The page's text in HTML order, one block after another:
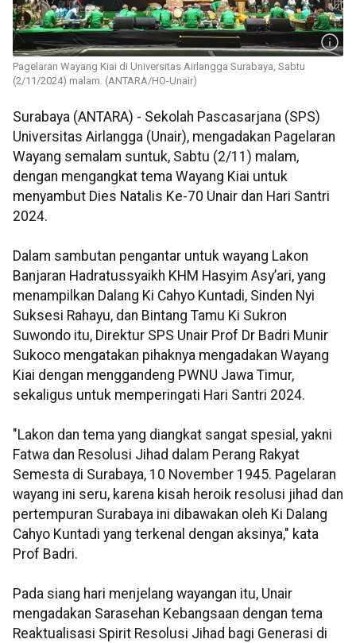
Pagelaran Wayang Kiai di Universitas Airlangga Surabaya, Sabtu
(2/11/2024) malam. (ANTARA/HO-Unair)
Surabaya (ANTARA) - Sekolah Pascasarjana (SPS)
Universitas Airlangga (Unair), mengadakan Pagelaran
Wayang semalam suntuk, Sabtu (2/11) malam,
dengan mengangkat tema Wayang Kiai untuk
menyambut Dies Natalis Ke-70 Unair dan Hari Santri
2024.
Dalam sambutan pengantar untuk wayang Lakon
Banjaran Hadratussyaikh KHM Hasyim Asy’ari, yang
menampilkan Dalang Ki Cahyo Kuntadi, Sinden Nyi
Suksesi Rahayu, dan Bintang Tamu Ki Sukron
Suwondo itu, Direktur SPS Unair Prof Dr Badri Munir
Sukoco mengatakan pihaknya mengadakan Wayang
Kiai dengan menggandeng PWNU Jawa Timur,
sekaligus untuk memperingati Hari Santri 2024.
"Lakon dan tema yang diangkat sangat spesial, yakni
Fatwa dan Resolusi Jihad dalam Perang Rakyat
Semesta di Surabaya, 10 November 1945. Pagelaran
wayang ini seru, karena kisah heroik resolusi jihad dan
pertempuran Surabaya ini dibawakan oleh Ki Dalang
Cahyo Kuntadi yang terkenal dengan aksinya," kata
Prof Badri.
Pada siang hari menjelang wayangan itu, Unair
mengadakan Sarasehan Kebangsaan dengan tema
Reaktualisasi Spirit Resolusi Jihad bagi Generasi di